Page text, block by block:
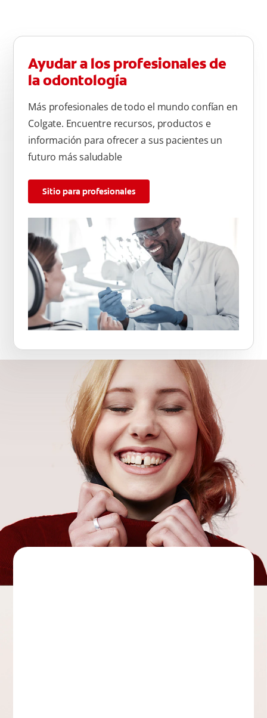
Ayudar a los profesionales de
la odontología
Más profesionales de todo el mundo confían en
Colgate. Encuentre recursos, productos e
información para ofrecer a sus pacientes un
futuro más saludable
Sitio para profesionales